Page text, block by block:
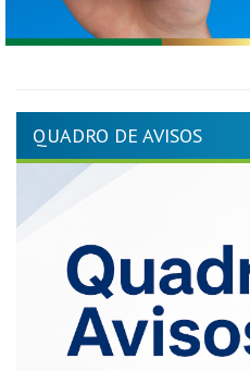
QUADRO DE AVISOS